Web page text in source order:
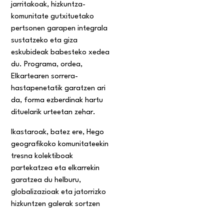
jarritakoak, hizkuntza-
komunitate gutxituetako
pertsonen garapen integrala
sustatzeko eta giza
eskubideak babesteko xedea
du. Programa, ordea,
Elkartearen sorrera-
hastapenetatik garatzen ari
da, forma ezberdinak hartu
dituelarik urteetan zehar.
Ikastaroak, batez ere, Hego
geografikoko komunitateekin
tresna kolektiboak
partekatzea eta elkarrekin
garatzea du helburu,
globalizazioak eta jatorrizko
hizkuntzen galerak sortzen